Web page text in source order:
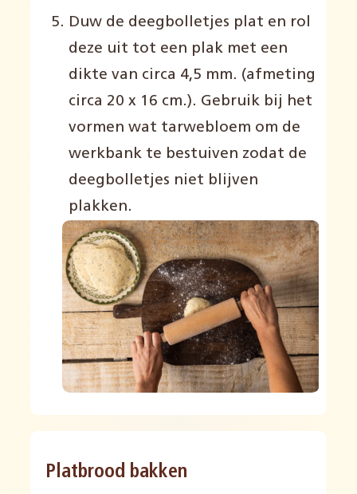
Duw de deegbolletjes plat en rol
deze uit tot een plak met een
dikte van circa 4,5 mm. (afmeting
circa 20 x 16 cm.). Gebruik bij het
vormen wat tarwebloem om de
werkbank te bestuiven zodat de
deegbolletjes niet blijven
plakken.
Platbrood bakken